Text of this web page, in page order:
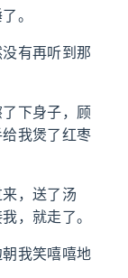
。
有再听到那
下身子，顾
我煲了红枣
，送了汤
，就走了。
我笑嘻嘻地